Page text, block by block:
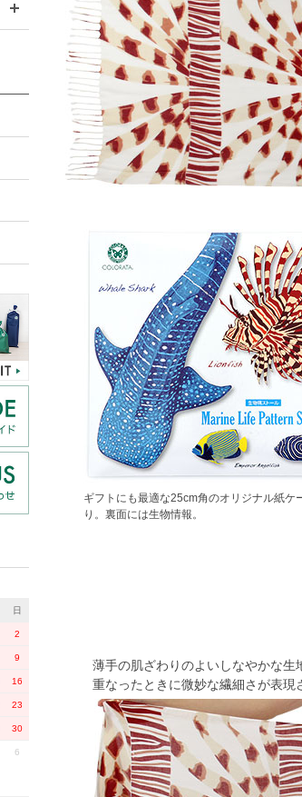
日
2
9
16
23
30
6
ギフトにも最適な25cm角のオリジナル紙ケ
り。裏面には生物情報。
薄手の肌ざわりのよいしなやかな生
重なったときに微妙な繊細さが表現